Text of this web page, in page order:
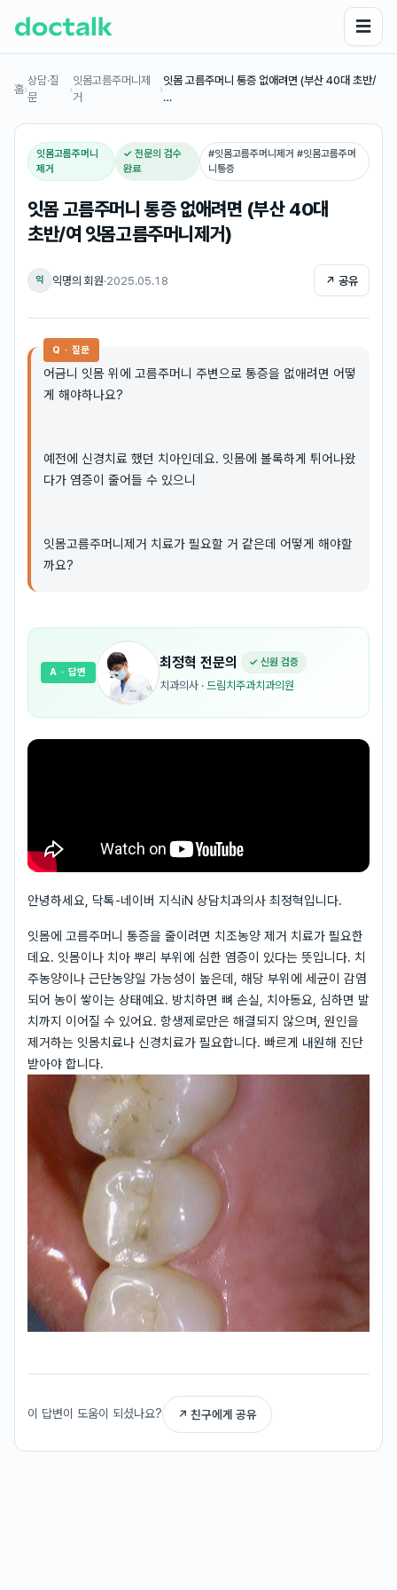
☰
홈›
상담·질
문
›
잇몸고름주머니제
거
›
잇몸 고름주머니 통증 없애려면 (부산 40대 초반/
…
잇몸고름주머니
제거
✓ 전문의 검수
완료
#잇몸고름주머니제거 #잇몸고름주머
니통증
잇몸 고름주머니 통증 없애려면 (부산 40대
초반/여 잇몸고름주머니제거)
익 익명의 회원·2025.05.18 ↗ 공유
Q · 질문
어금니 잇몸 위에 고름주머니 주변으로 통증을 없애려면 어떻
게 해야하나요?
예전에 신경치료 했던 치아인데요. 잇몸에 볼록하게 튀어나왔
다가 염증이 줄어들 수 있으니
잇몸고름주머니제거 치료가 필요할 거 같은데 어떻게 해야할
까요?
최정혁 전문의 ✓ 신원 검증
치과의사 · 드림치주과치과의원
A · 답변
안녕하세요, 닥톡-네이버 지식iN 상담치과의사 최정혁입니다.
잇몸에 고름주머니 통증을 줄이려면 치조농양 제거 치료가 필요한
데요. 잇몸이나 치아 뿌리 부위에 심한 염증이 있다는 뜻입니다. 치
주농양이나 근단농양일 가능성이 높은데, 해당 부위에 세균이 감염
되어 농이 쌓이는 상태예요. 방치하면 뼈 손실, 치아동요, 심하면 발
치까지 이어질 수 있어요. 항생제로만은 해결되지 않으며, 원인을
제거하는 잇몸치료나 신경치료가 필요합니다. 빠르게 내원해 진단
받아야 합니다.
이 답변이 도움이 되셨나요? ↗ 친구에게 공유